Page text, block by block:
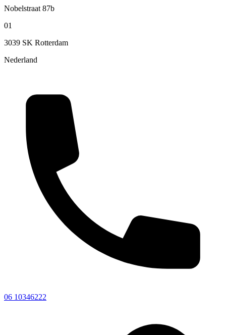
Nobelstraat 87b
01
3039 SK Rotterdam
Nederland
06 10346222